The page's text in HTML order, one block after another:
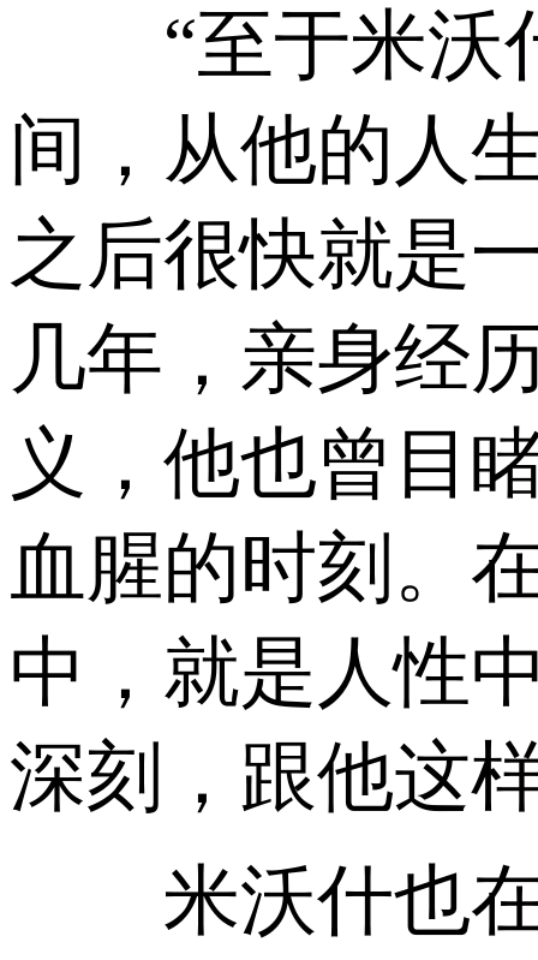
“至于米沃什
间，从他的人
之后很快就是
几年，亲身经
义，他也曾目
血腥的时刻。
中，就是人性
深刻，跟他这
米沃什也在